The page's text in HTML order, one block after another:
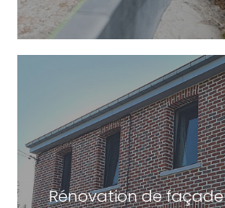
Rénovation de façade